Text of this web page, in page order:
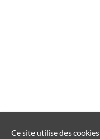
Ce site utilise descookies